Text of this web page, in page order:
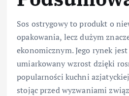
Sos ostrygowy to produkt o
opakowania, lecz dużym
ekonomicznym. Jego rynek
umiarkowany wzrost dzięki
popularności kuchni
stojąc przed wyzwaniami